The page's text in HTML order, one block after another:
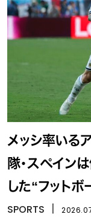
メッシ率いる
隊・スペイン
した“フット
SPORTS